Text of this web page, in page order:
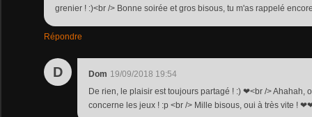
grenier ! :)<br /> Bonne soirée et gros bisous, tu m'as rappelé
Répondre
D Dom 19/09/2018 19:54
De rien, le plaisir est toujours partagé ! :) ❤<br /> Ahahah,
concerne les jeux ! :p <br /> Mille bisous, oui à très vite !